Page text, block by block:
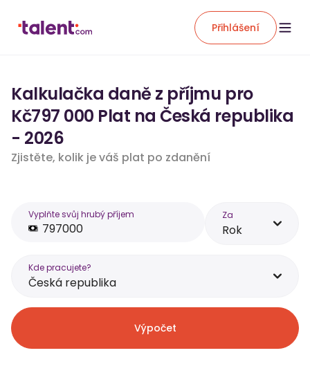
Přihlášení
Kalkulačka daně z příjmu pro
Kč797 000 Plat na Česká republika
- 2026
Zjistěte, kolik je váš plat po zdanění
Vyplňte svůj hrubý příjem Za
Rok
Kde pracujete?
Česká republika
Výpočet